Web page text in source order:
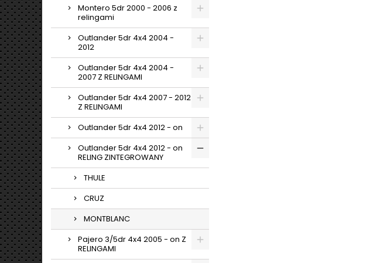
Montero 5dr 2000 - 2006 z
relingami
Outlander 5dr 4x4 2004 -
2012
Outlander 5dr 4x4 2004 -
2007 Z RELINGAMI
Outlander 5dr 4x4 2007 - 2012
Z RELINGAMI
Outlander 5dr 4x4 2012 - on
Outlander 5dr 4x4 2012 - on
RELING ZINTEGROWANY
THULE
CRUZ
MONTBLANC
Pajero 3/5dr 4x4 2005 - on Z
RELINGAMI